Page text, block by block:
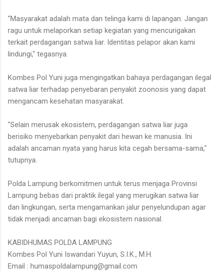
"Masyarakat adalah mata dan telinga kami di lapangan. Jangan
ragu untuk melaporkan setiap kegiatan yang mencurigakan
terkait perdagangan satwa liar. Identitas pelapor akan kami
lindungi," tegasnya.
Kombes Pol Yuni juga mengingatkan bahaya perdagangan ilegal
satwa liar terhadap penyebaran penyakit zoonosis yang dapat
mengancam kesehatan masyarakat.
"Selain merusak ekosistem, perdagangan satwa liar juga
berisiko menyebarkan penyakit dari hewan ke manusia. Ini
adalah ancaman nyata yang harus kita cegah bersama-sama,"
tutupnya.
Polda Lampung berkomitmen untuk terus menjaga Provinsi
Lampung bebas dari praktik ilegal yang merugikan satwa liar
dan lingkungan, serta mengamankan jalur penyelundupan agar
tidak menjadi ancaman bagi ekosistem nasional.
KABIDHUMAS POLDA LAMPUNG
Kombes Pol Yuni Iswandari Yuyun, S.I.K., M.H.
Email : humaspoldalampung@gmail.com